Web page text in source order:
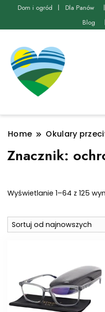
Dom i ogród Dla Panów
Blog
Home Okulary
Znacznik:
Wyświetlanie 1–64 z 125